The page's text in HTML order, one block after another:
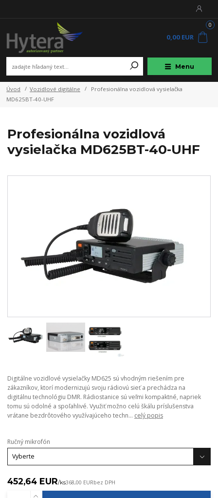
Menu
0
0,00 EUR
Úvod Vozidlové digitálne
Profesionálna vozidlová vysielačka
MD625BT-40-UHF
Profesionálna vozidlová
vysielačka MD625BT-40-UHF
Digitálne vozidlové vysielačky MD625 sú vhodným riešením pre
zákazníkov, ktorí modernizujú svoju rádiovú sieť a prechádza na
digitálnu technológiu DMR. Rádiostanice sú veľmi kompaktné, napriek
tomu sú odolné a spoľahlivé. Využiť možno celú škálu príslušenstva
vrátane bezdrôtového využívajúceho techn... celý popis
Ručný mikrofón
452,64 EUR/ks368,00 EURbez DPH